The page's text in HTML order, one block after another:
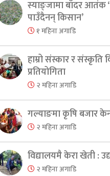
स्याङ्जामा बाँदर आतंक
पाउँदैनन् किसान’
१ महिना अगाडि
हाम्रो संस्कार र
प्रतियोगिता
२ महिना अगाडि
गल्याङमा कृषि बजार
२ महिना अगाडि
विद्यालयमै केरा खेती :
२ महिना अगाडि